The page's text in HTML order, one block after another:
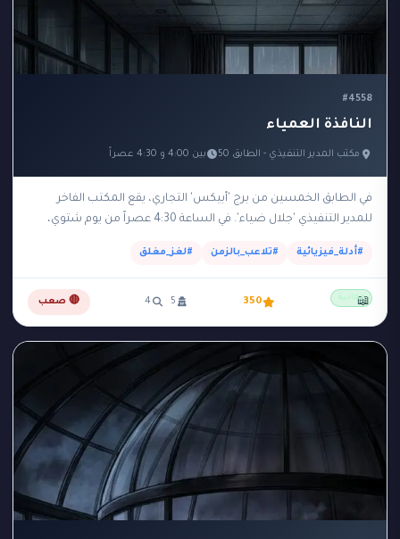
#4558
النافذة العمياء
مكتب المدير التنفيذي - الطابق 50 بين 4:00 و 4:30 عصراً
في الطابق الخمسين من برج 'أبيكس' التجاري، يقع المكتب الفاخر
للمدير التنفيذي 'جلال ضياء'. في الساعة 4:30 عصراً من يوم شتوي،
#أدلة_فيزيائية #تلاعب_بالزمن #لغز_مغلق
مجانية 350
5
4 🔴 صعب 📖